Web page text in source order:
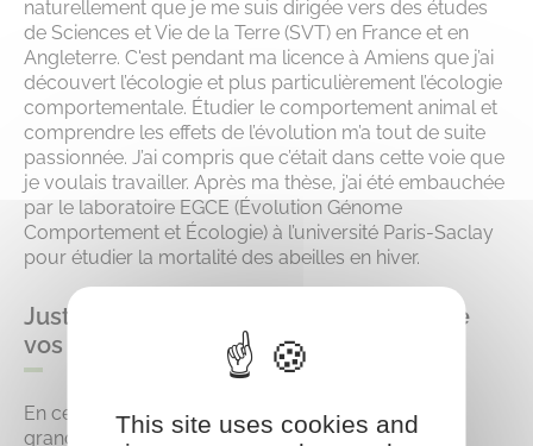
naturellement que je me suis dirigée vers des études
de Sciences et Vie de la Terre (SVT) en France et en
Angleterre. C'est pendant ma licence à Amiens que j’ai
découvert l’écologie et plus particulièrement l’écologie
comportementale. Étudier le comportement animal et
comprendre les effets de l’évolution m’a tout de suite
passionnée. J’ai compris que c’était dans cette voie que
je voulais travailler. Après ma thèse, j’ai été embauchée
par le laboratoire EGCE (Évolution Génome
Comportement et Écologie) à l’université Paris-Saclay
pour étudier la mortalité des abeilles en hiver.
Justement, pouvez-vous nous parler de
vos recherches ?
En ce moment, je travaille sur la disparition
grandissante des insectes pollinisateurs, et plus
This site uses cookies and